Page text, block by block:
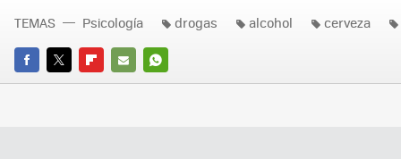
FACEBOOK
TWITTERFLIPBOARD
E-
WHATSAPP
TEMAS Psicología drogas alcohol cerveza